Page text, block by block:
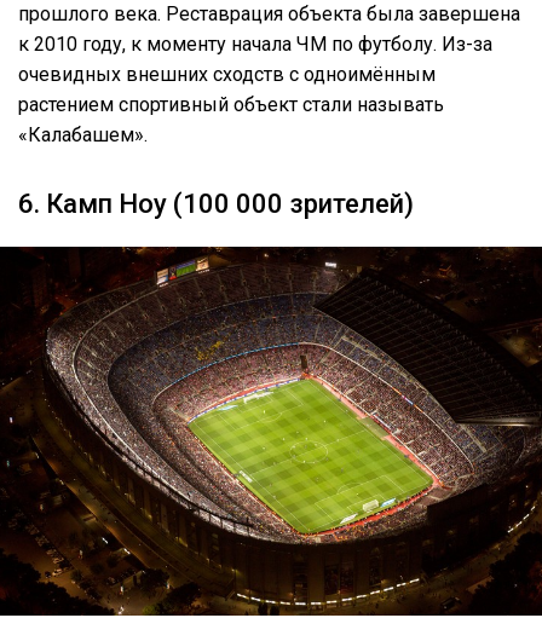
прошлого века. Реставрация объекта была завершена
к 2010 году, к моменту начала ЧМ по футболу. Из-за
очевидных внешних сходств с одноимённым
растением спортивный объект стали называть
«Калабашем».
6. Камп Ноу (100 000 зрителей)